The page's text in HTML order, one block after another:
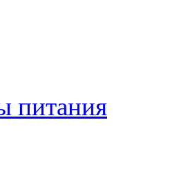
питания